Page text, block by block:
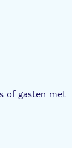
ervaring,
of gasten met